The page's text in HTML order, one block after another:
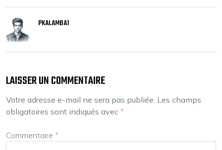
PKALAMBA1
LAISSER UN COMMENTAIRE
Votre adresse e-mail ne sera pas publiée. Les champs
obligatoires sont indiqués avec *
Commentaire *